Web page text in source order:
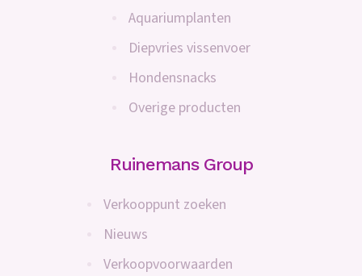
Aquariumplanten
Diepvries vissenvoer
Hondensnacks
Overige producten
Ruinemans Group
Verkooppunt zoeken
Nieuws
Verkoopvoorwaarden